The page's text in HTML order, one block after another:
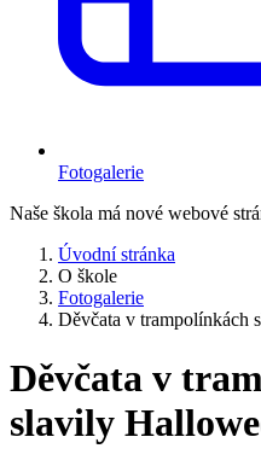
Fotogalerie
Naše škola má nové webové
Úvodní stránka
O škole
Fotogalerie
Děvčata v trampolínkách
Děvčata v
slavily